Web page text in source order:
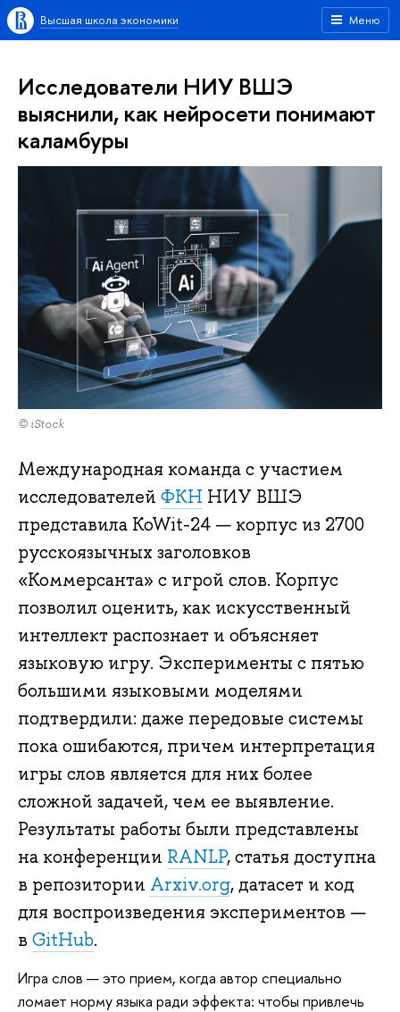
Меню
Высшая школа экономики
Исследователи НИУ ВШЭ
выяснили, как нейросети понимают
каламбуры
© iStock
Международная команда с участием
исследователей ФКН НИУ ВШЭ
представила KoWit-24 — корпус из 2700
русскоязычных заголовков
«Коммерсанта» с игрой слов. Корпус
позволил оценить, как искусственный
интеллект распознает и объясняет
языковую игру. Эксперименты с пятью
большими языковыми моделями
подтвердили: даже передовые системы
пока ошибаются, причем интерпретация
игры слов является для них более
сложной задачей, чем ее выявление.
Результаты работы были представлены
на конференции RANLP, cтатья доступна
в репозитории Arxiv.org, датасет и код
для воспроизведения экспериментов —
в GitHub.
Игра слов — это прием, когда автор специально
ломает норму языка ради эффекта: чтобы привлечь